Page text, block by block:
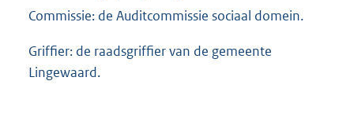
Commissie: de Auditcommissie sociaal domein.
Griffier: de raadsgriffier van de gemeente
Lingewaard.